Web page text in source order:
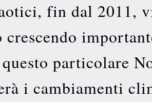
fin dal 2011,
crescendo
particolare
i cambiamenti